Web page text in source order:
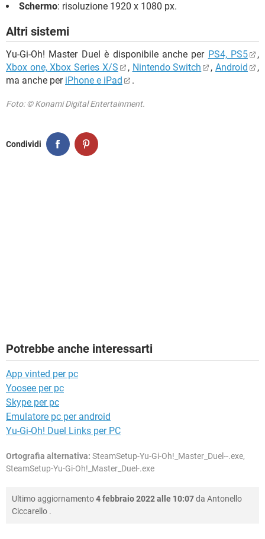
Schermo: risoluzione 1920 x 1080 px.
Altri sistemi
Yu-Gi-Oh! Master Duel è disponibile anche per PS4, PS5
,
Xbox one, Xbox Series X/S
, Nintendo Switch ,Android
,
ma anche per iPhone e iPad .
Foto: © Konami Digital Entertainment.
Condividi
Potrebbe anche interessarti
App vinted per pc
Yoosee per pc
Skype per pc
Emulatore pc per android
Yu-Gi-Oh! Duel Links per PC
Ortografia alternativa: SteamSetup-Yu-Gi-Oh!_Master_Duel--.exe,
SteamSetup-Yu-Gi-Oh!_Master_Duel-.exe
Ultimo aggiornamento4 febbraio 2022 alle 10:07da Antonello
Ciccarello .